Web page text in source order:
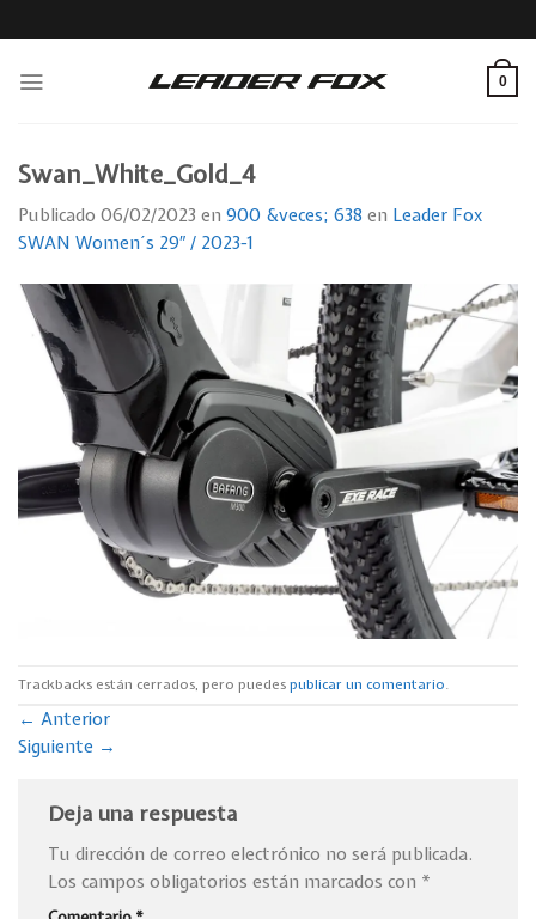
to
0
Swan_White_Gold_4
Publicado 06/02/2023 en 900 &veces; 638 en Leader Fox
SWAN Women´s 29″ / 2023-1
Trackbacks están cerrados, pero puedespublicar un comentario.
← Anterior
Siguiente →
Deja una respuesta
Tu dirección de correo electrónico no será publicada.
Los campos obligatorios están marcados con *